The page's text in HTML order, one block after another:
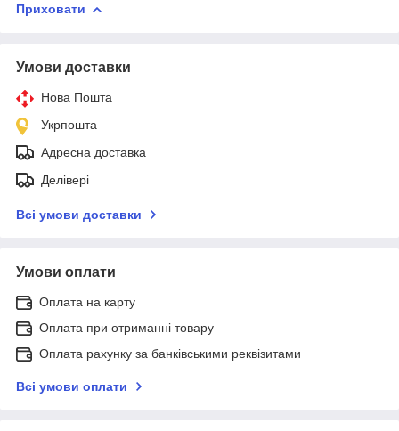
Приховати
Умови доставки
Нова Пошта
Укрпошта
Адресна доставка
Делівері
Всі умови доставки
Умови оплати
Оплата на карту
Оплата при отриманні товару
Оплата рахунку за банківськими реквізитами
Всі умови оплати